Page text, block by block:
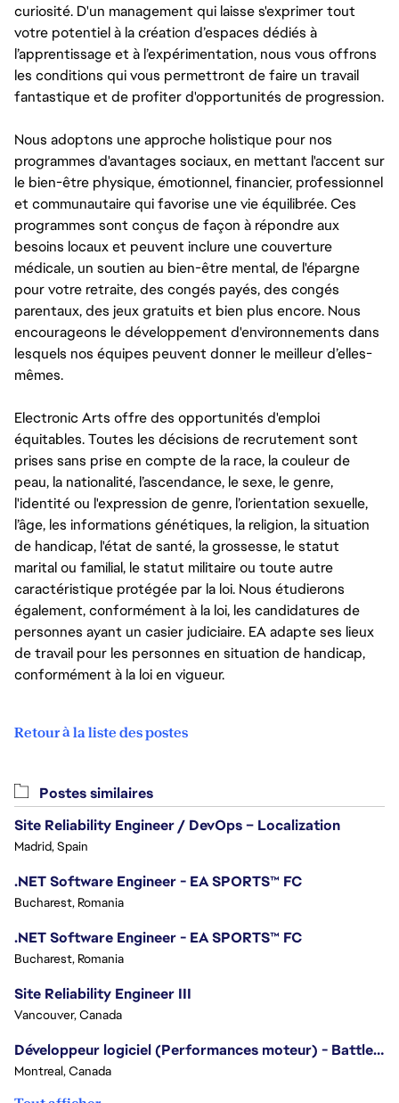
curiosité. D'un management qui laisse s'exprimer tout
votre potentiel à la création d’espaces dédiés à
l’apprentissage et à l’expérimentation, nous vous offrons
les conditions qui vous permettront de faire un travail
fantastique et de profiter d'opportunités de progression.
Nous adoptons une approche holistique pour nos
programmes d'avantages sociaux, en mettant l'accent sur
le bien-être physique, émotionnel, financier, professionnel
et communautaire qui favorise une vie équilibrée. Ces
programmes sont conçus de façon à répondre aux
besoins locaux et peuvent inclure une couverture
médicale, un soutien au bien-être mental, de l'épargne
pour votre retraite, des congés payés, des congés
parentaux, des jeux gratuits et bien plus encore. Nous
encourageons le développement d'environnements dans
lesquels nos équipes peuvent donner le meilleur d’elles-
mêmes.
Electronic Arts offre des opportunités d'emploi
équitables. Toutes les décisions de recrutement sont
prises sans prise en compte de la race, la couleur de
peau, la nationalité, l’ascendance, le sexe, le genre,
l'identité ou l'expression de genre, l’orientation sexuelle,
l’âge, les informations génétiques, la religion, la situation
de handicap, l'état de santé, la grossesse, le statut
marital ou familial, le statut militaire ou toute autre
caractéristique protégée par la loi. Nous étudierons
également, conformément à la loi, les candidatures de
personnes ayant un casier judiciaire. EA adapte ses lieux
de travail pour les personnes en situation de handicap,
conformément à la loi en vigueur.
Retour à la liste des postes
Postes similaires
Site Reliability Engineer / DevOps – Localization
Madrid, Spain
.NET Software Engineer - EA SPORTS™ FC
Bucharest, Romania
.NET Software Engineer - EA SPORTS™ FC
Bucharest, Romania
Site Reliability Engineer III
Vancouver, Canada
Développeur logiciel (Performances moteur) - Battlefield
Montreal, Canada